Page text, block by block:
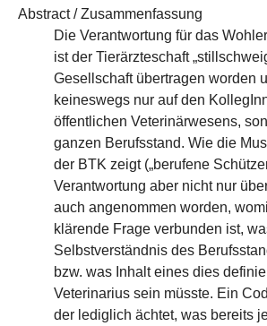
Abstract / Zusammenfassung
Die Verantwortung für das
ist der Tierärzteschaft
Gesellschaft übertragen worden
keineswegs nur auf den
öffentlichen Veterinärwesens,
ganzen Berufsstand. Wie die
der BTK zeigt („berufene
Verantwortung aber nicht nur
auch angenommen worden,
klärende Frage verbunden ist,
Selbstverständnis des
bzw. was Inhalt eines dies
Veterinarius sein müsste. Ein
der lediglich ächtet, was bereits